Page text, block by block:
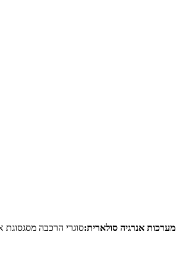
מערכות אנרגיה סולארית:סוגרי הרכבה מסגסוגת